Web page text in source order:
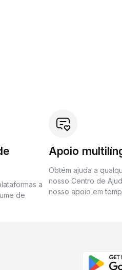
a
de
Apoio
Obtém ajuda a
nosso Centro de
nosso apoio em